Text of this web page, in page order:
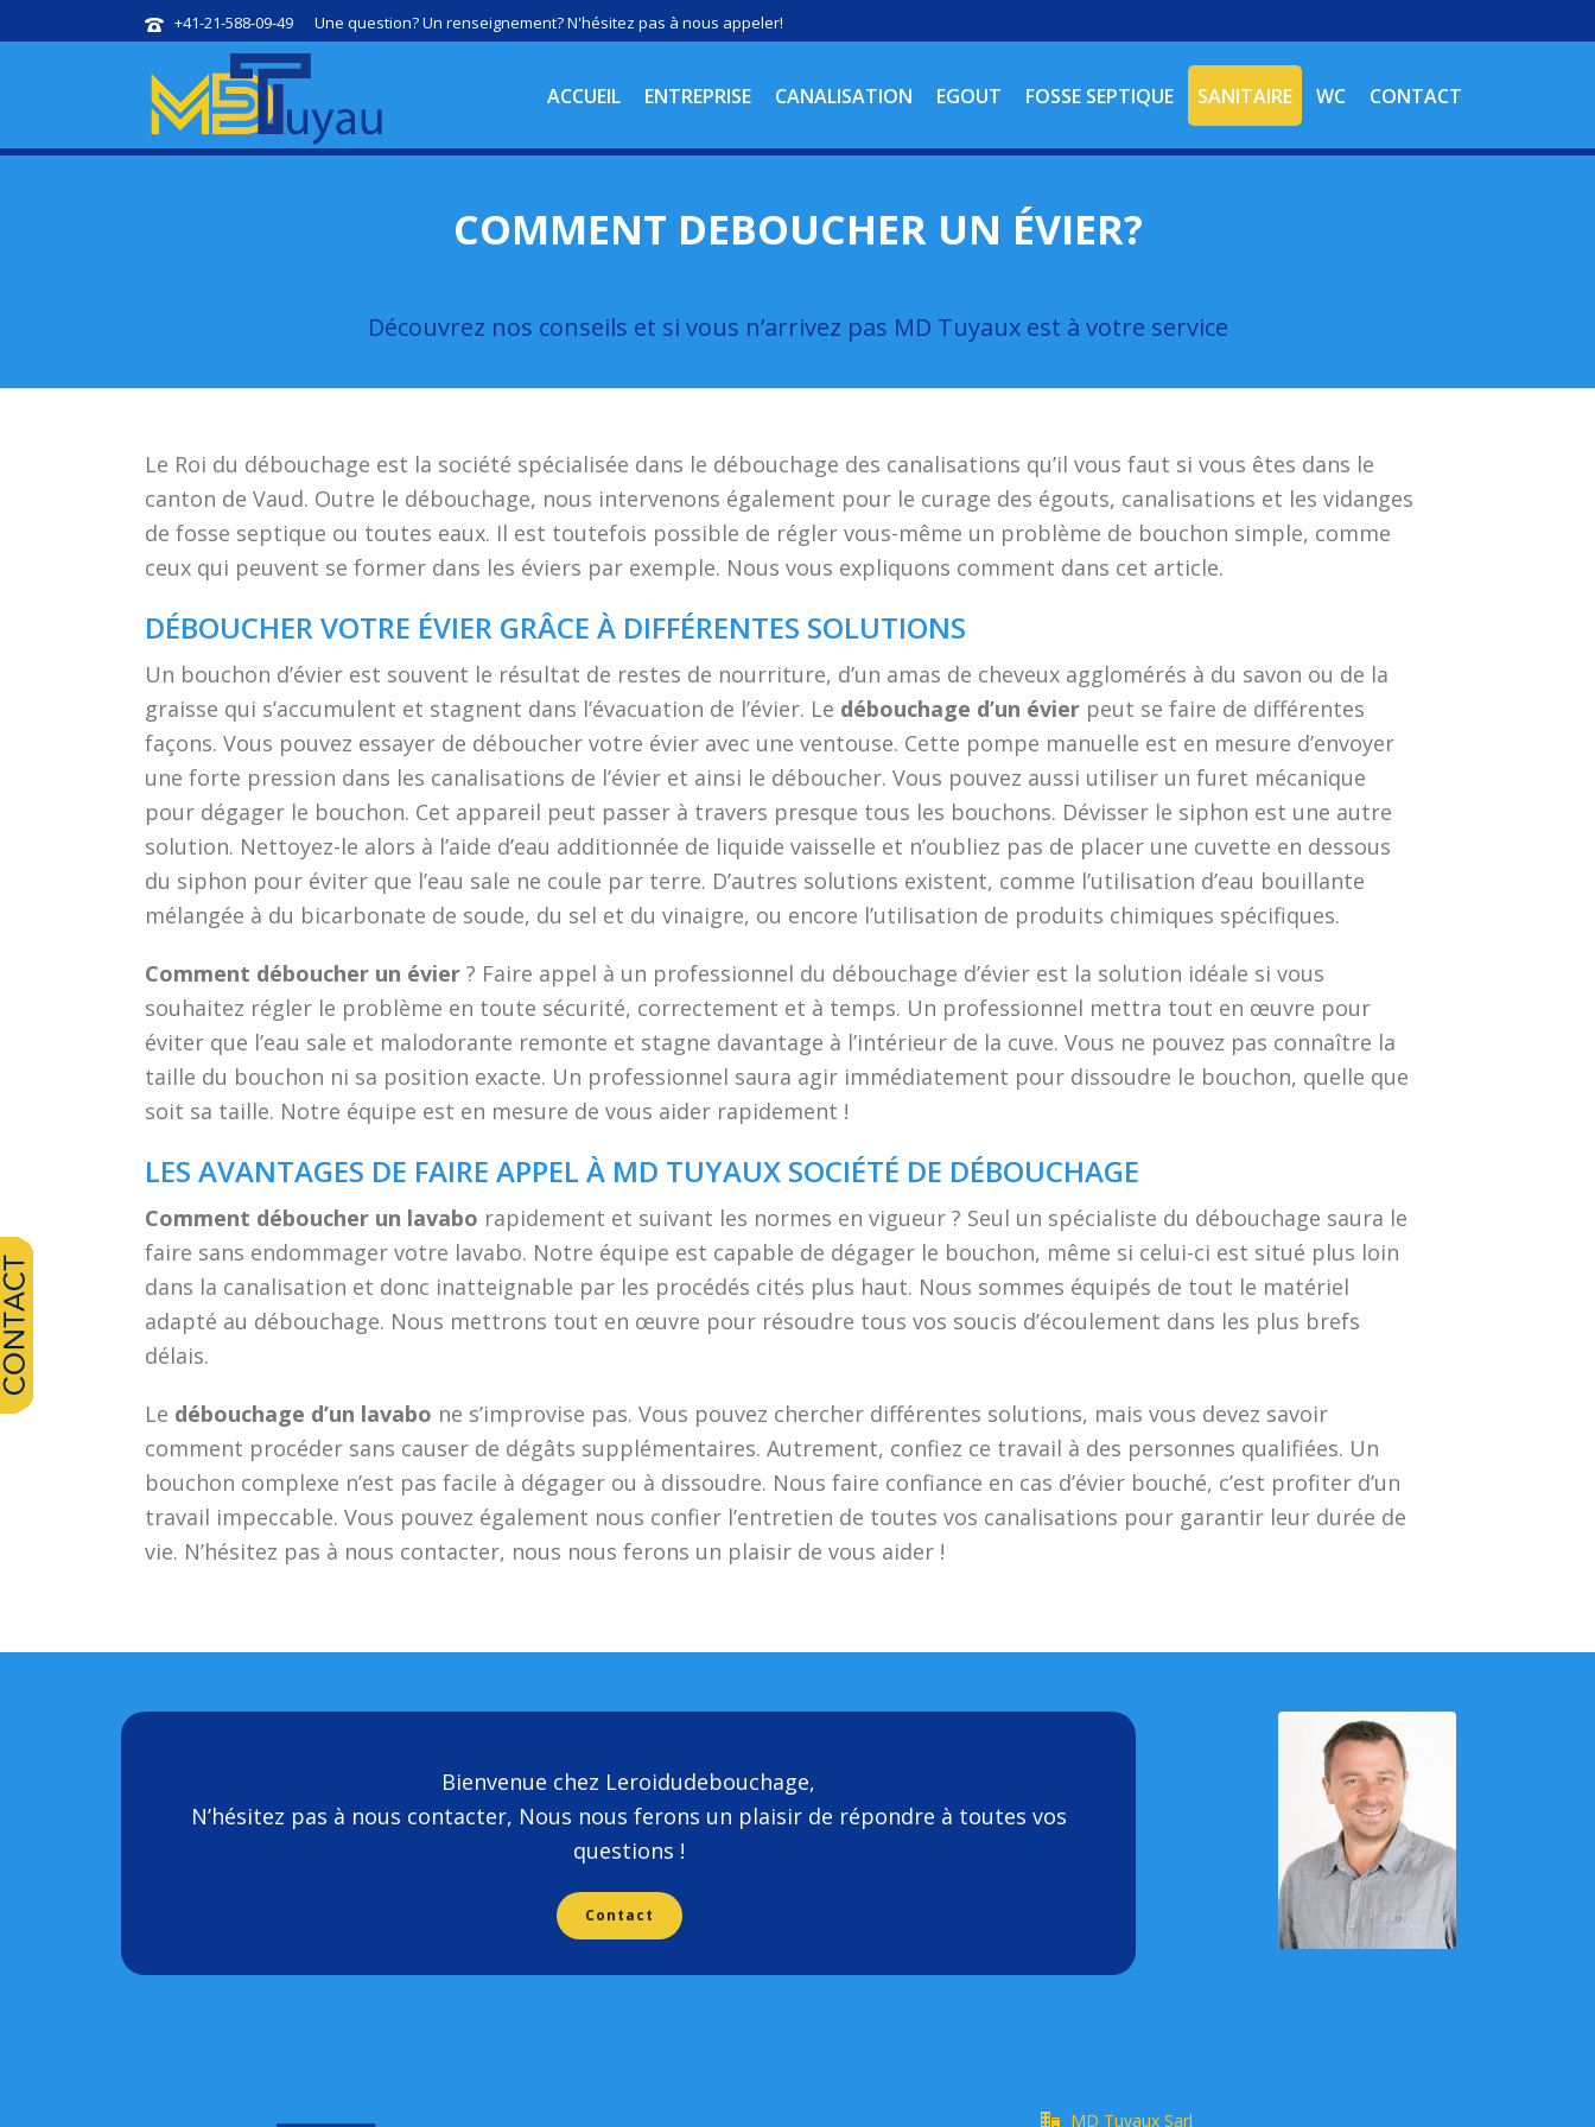
+41-21-588-09-49 Une question? Un renseignement? N'hésitez pas à nous appeler!
ACCUEIL ENTREPRISE CANALISATION EGOUT FOSSE SEPTIQUE SANITAIRE WC CONTACT
COMMENT DEBOUCHER UN ÉVIER?
Découvrez nos conseils et si vous n’arrivez pas MD Tuyaux est à votre service
Le Roi du débouchage est la société spécialisée dans le débouchage des canalisations qu’il vous faut si vous êtes dans le
canton de Vaud. Outre le débouchage, nous intervenons également pour le curage des égouts, canalisations et les vidanges
de fosse septique ou toutes eaux. Il est toutefois possible de régler vous-même un problème de bouchon simple, comme
ceux qui peuvent se former dans les éviers par exemple. Nous vous expliquons comment dans cet article.
DÉBOUCHER VOTRE ÉVIER GRÂCE À DIFFÉRENTES SOLUTIONS
Un bouchon d’évier est souvent le résultat de restes de nourriture, d’un amas de cheveux agglomérés à du savon ou de la
graisse qui s’accumulent et stagnent dans l’évacuation de l’évier. Le débouchage d’un évier peut se faire de différentes
façons. Vous pouvez essayer de déboucher votre évier avec une ventouse. Cette pompe manuelle est en mesure d’envoyer
une forte pression dans les canalisations de l’évier et ainsi le déboucher. Vous pouvez aussi utiliser un furet mécanique
pour dégager le bouchon. Cet appareil peut passer à travers presque tous les bouchons. Dévisser le siphon est une autre
solution. Nettoyez-le alors à l’aide d’eau additionnée de liquide vaisselle et n’oubliez pas de placer une cuvette en dessous
du siphon pour éviter que l’eau sale ne coule par terre. D’autres solutions existent, comme l’utilisation d’eau bouillante
mélangée à du bicarbonate de soude, du sel et du vinaigre, ou encore l’utilisation de produits chimiques spécifiques.
Comment déboucher un évier ? Faire appel à un professionnel du débouchage d’évier est la solution idéale si vous
souhaitez régler le problème en toute sécurité, correctement et à temps. Un professionnel mettra tout en œuvre pour
éviter que l’eau sale et malodorante remonte et stagne davantage à l’intérieur de la cuve. Vous ne pouvez pas connaître la
taille du bouchon ni sa position exacte. Un professionnel saura agir immédiatement pour dissoudre le bouchon, quelle que
soit sa taille. Notre équipe est en mesure de vous aider rapidement !
LES AVANTAGES DE FAIRE APPEL À MD TUYAUX SOCIÉTÉ DE DÉBOUCHAGE
Comment déboucher un lavabo rapidement et suivant les normes en vigueur ? Seul un spécialiste du débouchage saura le
faire sans endommager votre lavabo. Notre équipe est capable de dégager le bouchon, même si celui-ci est situé plus loin
dans la canalisation et donc inatteignable par les procédés cités plus haut. Nous sommes équipés de tout le matériel
adapté au débouchage. Nous mettrons tout en œuvre pour résoudre tous vos soucis d’écoulement dans les plus brefs
délais.
Le débouchage d’un lavabo ne s’improvise pas. Vous pouvez chercher différentes solutions, mais vous devez savoir
comment procéder sans causer de dégâts supplémentaires. Autrement, confiez ce travail à des personnes qualifiées. Un
bouchon complexe n’est pas facile à dégager ou à dissoudre. Nous faire confiance en cas d’évier bouché, c’est profiter d’un
travail impeccable. Vous pouvez également nous confier l’entretien de toutes vos canalisations pour garantir leur durée de
vie. N’hésitez pas à nous contacter, nous nous ferons un plaisir de vous aider !
Bienvenue chez Leroidudebouchage,
N’hésitez pas à nous contacter, Nous nous ferons un plaisir de répondre à toutes vos
questions !
Contact
MD Tuyaux Sarl